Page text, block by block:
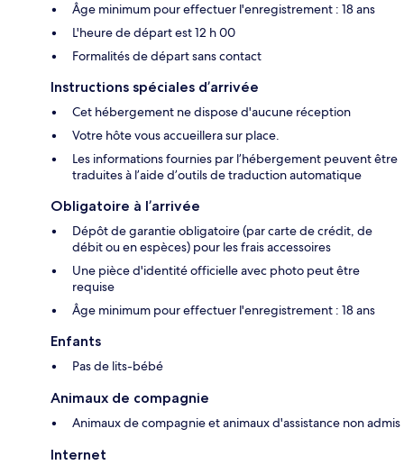
Âge minimum pour effectuer l'enregistrement : 18 ans
L'heure de départ est 12 h 00
Formalités de départ sans contact
Instructions spéciales d’arrivée
Cet hébergement ne dispose d'aucune réception
Votre hôte vous accueillera sur place.
Les informations fournies par l’hébergement peuvent être
traduites à l’aide d’outils de traduction automatique
Obligatoire à l’arrivée
Dépôt de garantie obligatoire (par carte de crédit, de
débit ou en espèces) pour les frais accessoires
Une pièce d'identité officielle avec photo peut être
requise
Âge minimum pour effectuer l'enregistrement : 18 ans
Enfants
Pas de lits-bébé
Animaux de compagnie
Animaux de compagnie et animaux d'assistance non admis
Internet